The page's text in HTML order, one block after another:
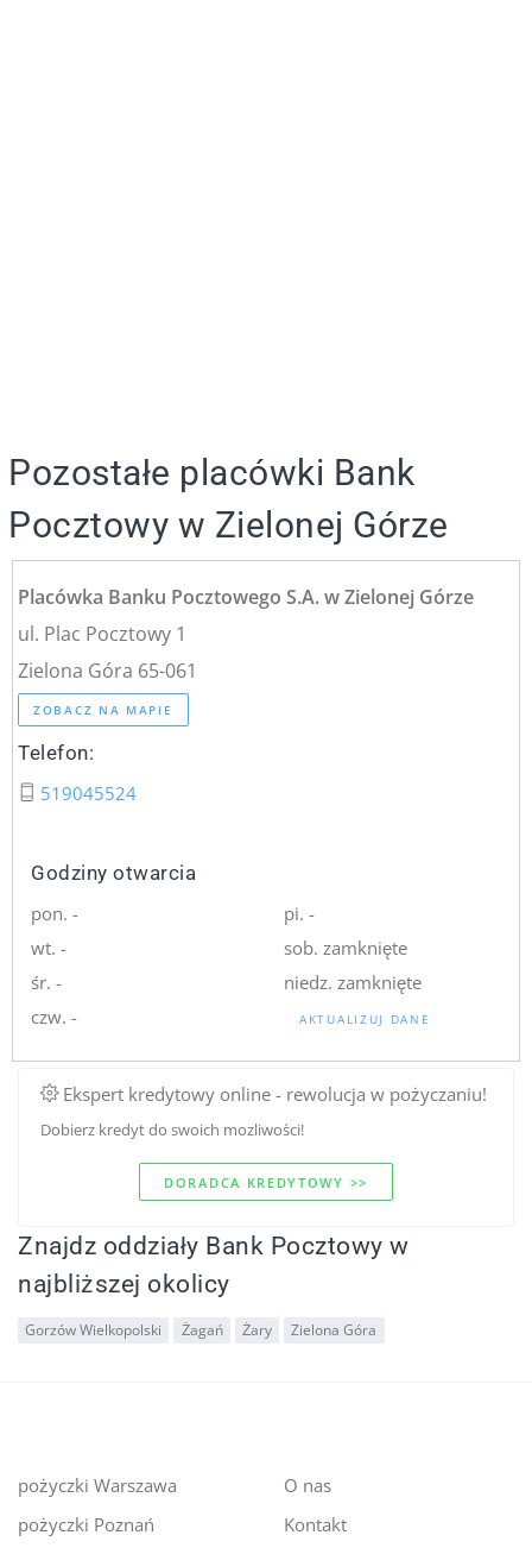
Pozostałe placówki Bank
Pocztowy w Zielonej Górze
Placówka Banku Pocztowego S.A. w Zielonej Górze
ul. Plac Pocztowy 1
Zielona Góra 65-061
ZOBACZ NA MAPIE
Telefon:
519045524
Godziny otwarcia
pon. -
wt. -
śr. -
czw. -
pi. -
sob. zamknięte
niedz. zamknięte
AKTUALIZUJ DANE
Ekspert kredytowy online - rewolucja w pożyczaniu!
Dobierz kredyt do swoich mozliwości!
DORADCA KREDYTOWY >>
Znajdz oddziały Bank Pocztowy w
najbliższej okolicy
Gorzów Wielkopolski Żagań Żary Zielona Góra
pożyczki Warszawa
pożyczki Poznań
O nas
Kontakt